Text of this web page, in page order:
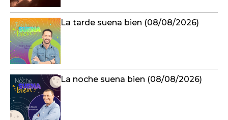
La tarde suena bien (08/08/2026)
La noche suena bien (08/08/2026)